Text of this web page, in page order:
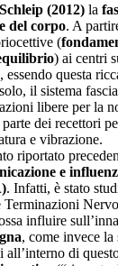
(2012) la
del corpo. A
(
) ai centri
essendo questa
il sistema
libere per la
dei recettori
e vibrazione.
riportato
e
. Infatti, è stato
influire
, come invece
di